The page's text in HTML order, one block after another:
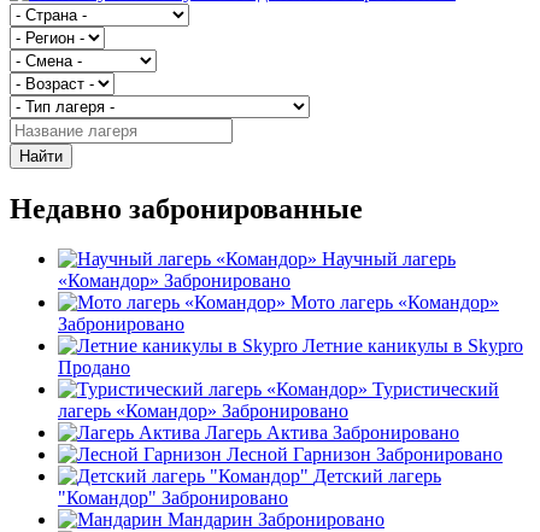
Найти
Недавно забронированные
Научный лагерь
«Командор» Забронировано
Мото лагерь «Командор»
Забронировано
Летние каникулы в Skypro
Продано
Туристический
лагерь «Командор» Забронировано
Лагерь Актива Забронировано
Лесной Гарнизон Забронировано
Детский лагерь
"Командор" Забронировано
Мандарин Забронировано